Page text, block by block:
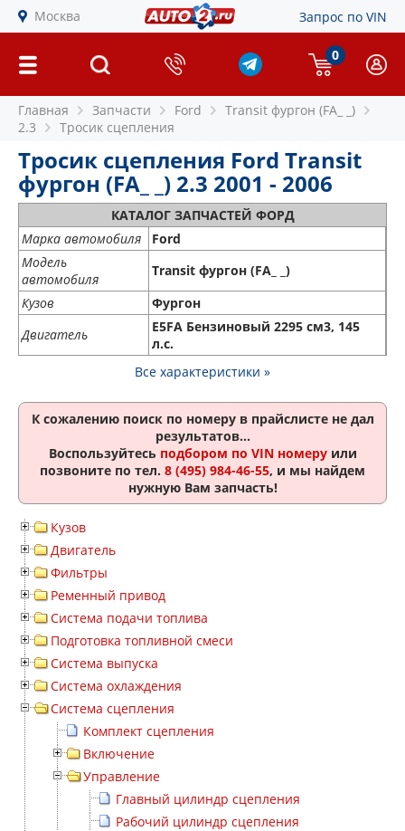
Москва Запрос по VIN
0
Главная Запчасти Ford
Transit фургон (FA_ _)
2.3
Тросик сцепления
Тросик сцепления Ford Transit
фургон (FA_ _) 2.3 2001 - 2006
КАТАЛОГ ЗАПЧАСТЕЙ ФОРД
Марка автомобиля
Ford
Модель
автомобиля
Transit фургон (FA_ _)
Кузов
Фургон
Двигатель
E5FA Бензиновый 2295 см3, 145
л.с.
Все характеристики »
К сожалению поиск по номеру в прайслисте не дал
результатов...
Воспользуйтесь подбором по VIN номеруили
позвоните по тел. 8 (495) 984-46-55, и мы найдем
нужную Вам запчасть!
Кузов
Двигатель
Фильтры
Ременный привод
Система подачи топлива
Подготовка топливной смеси
Система выпуска
Система охлаждения
Система сцепления
Комплект сцепления
Включение
Управление
Главный цилиндр сцепления
Рабочий цилиндр сцепления